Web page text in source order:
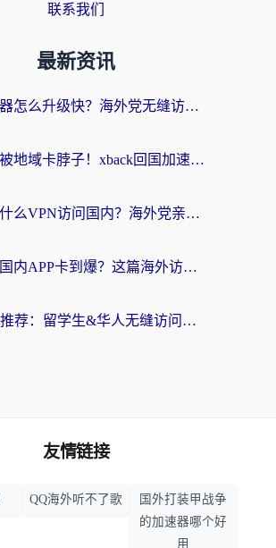
联系我们
最新资讯
归雁加速器怎么升级快？海外党无缝访问国内资源的全攻略（附免费VPN推荐Dcard热门款）
海外党别被地域卡脖子！xback回国加速器选择全攻略，轻松刷剧玩国服
从印度用什么VPN访问国内？海外党亲测的无缝回国上网指南
海外想刷国内APP卡到爆？这篇海外访问国内服务器加速指南帮你解决所有问题
海外VPN推荐：留学生&华人无缝访问国内资源的避坑指南
友情链接
QQ海外听不了歌
国外打装甲战争
的加速器哪个好
用